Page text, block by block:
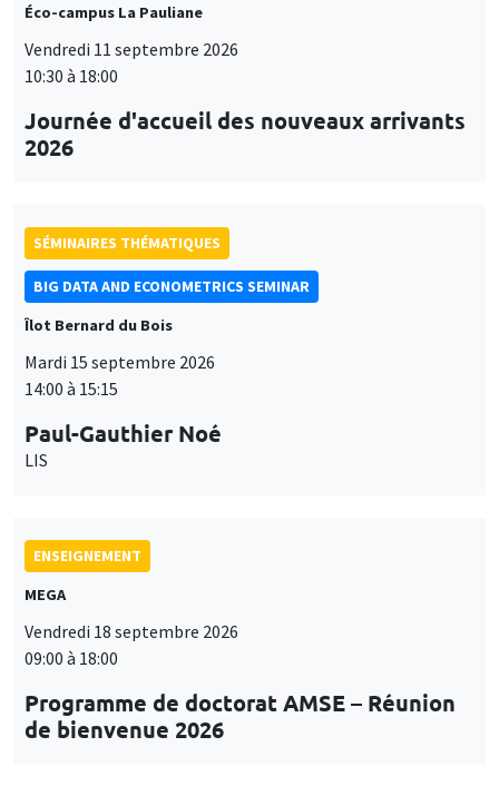
Éco-campus La Pauliane
Vendredi 11 septembre 2026
10:30 à 18:00
Journée d'accueil des nouveaux arrivants
2026
SÉMINAIRES THÉMATIQUES
BIG DATA AND ECONOMETRICS SEMINAR
Îlot Bernard du Bois
Mardi 15 septembre 2026
14:00 à 15:15
Paul-Gauthier Noé
LIS
ENSEIGNEMENT
MEGA
Vendredi 18 septembre 2026
09:00 à 18:00
Programme de doctorat AMSE – Réunion
de bienvenue 2026